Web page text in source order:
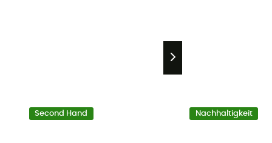
Second Hand Nachhaltigkeit